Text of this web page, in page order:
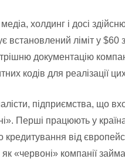
медіа, холдинг і досі
встановлений ліміт у
документацію
кодів для реалізації
підприємства, що
Перші працюють у
кредитування від
«червоні» компанії